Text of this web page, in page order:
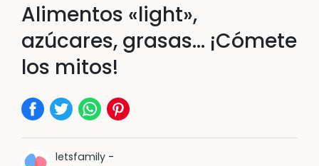
Alimentos «light»,
azúcares, grasas… ¡Cómete
los mitos!
letsfamily-